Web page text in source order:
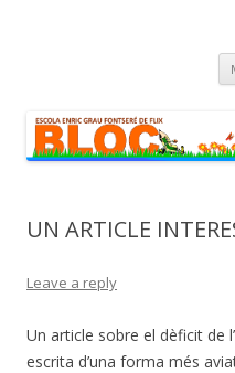
UN ARTICLE
Leave a reply
Un article sobre el dèficit de
escrita d’una forma més